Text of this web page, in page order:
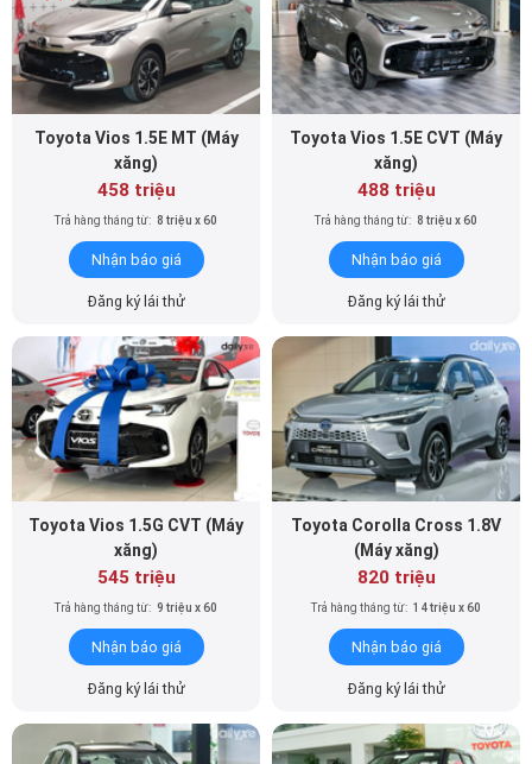
Toyota Vios 1.5E MT (Máy
xăng)
458 triệu
Trả hàng tháng từ: 8 triệu x 60
Nhận báo giá
Đăng ký lái thử
Toyota Vios 1.5E CVT (Máy
xăng)
488 triệu
Trả hàng tháng từ: 8 triệu x 60
Nhận báo giá
Đăng ký lái thử
Toyota Vios 1.5G CVT (Máy
xăng)
545 triệu
Trả hàng tháng từ: 9 triệu x 60
Nhận báo giá
Đăng ký lái thử
Toyota Corolla Cross 1.8V
(Máy xăng)
820 triệu
Trả hàng tháng từ: 14 triệu x 60
Nhận báo giá
Đăng ký lái thử